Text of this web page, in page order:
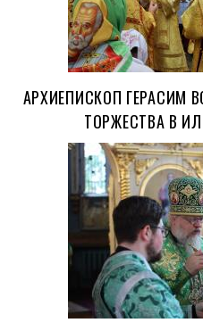
АРХИЕПИСКОП ГЕРАСИМ
ТОРЖЕСТВА В